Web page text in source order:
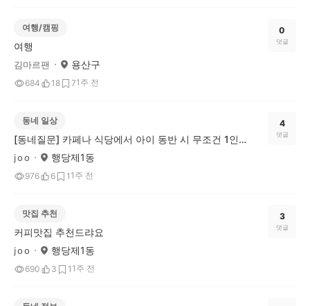
여행/캠핑
여행
김마르팬 용산구
684 18 71주 전
0
댓글
동네 일상
[동네질문] 카페나 식당에서 아이 동반 시 무조건 1인 1메뉴, 이건 문제다 vs 괜찮다?
j o o 행당제1동
976 6 1 1주 전
4
댓글
맛집 추천
커피맛집 추천드랴요
j o o 행당제1동
690 3 1 1주 전
3
댓글